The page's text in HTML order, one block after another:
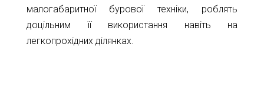
малогабаритної бурової техніки, роблять
доцільним її використання навіть на
легкопрохідних ділянках.